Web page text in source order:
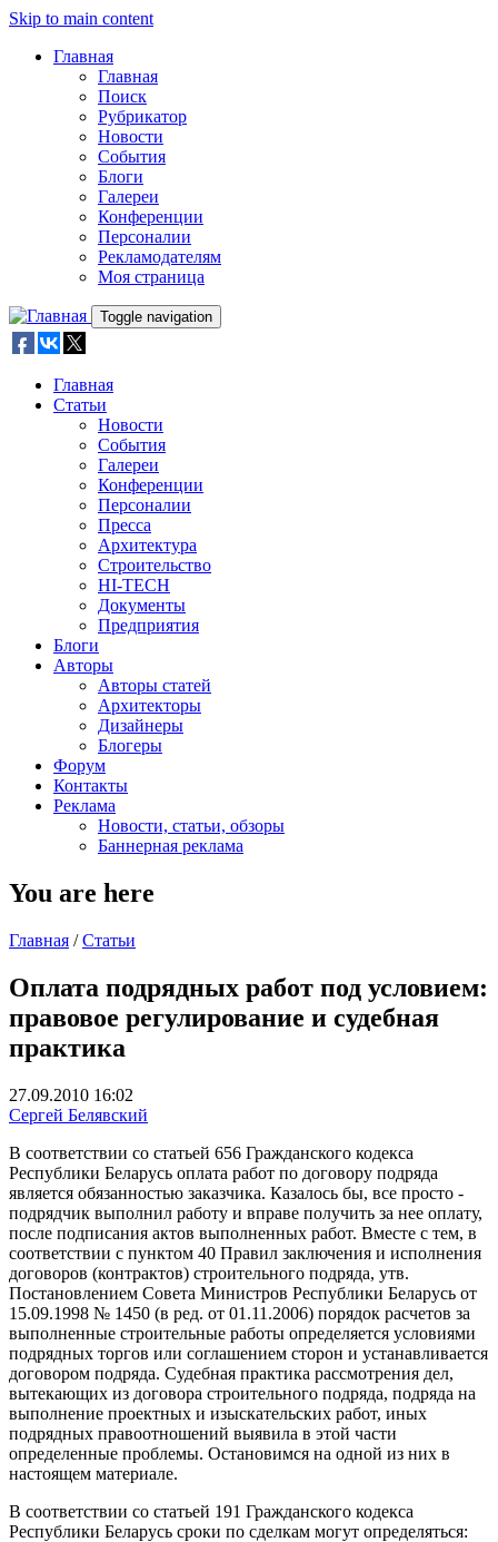
Skip to main content
Главная
Главная
Поиск
Рубрикатор
Новости
События
Блоги
Галереи
Конференции
Персоналии
Рекламодателям
Моя страница
Toggle navigation
Главная
Статьи
Новости
События
Галереи
Конференции
Персоналии
Пресса
Архитектура
Строительство
HI-TECH
Документы
Предприятия
Блоги
Авторы
Авторы статей
Архитекторы
Дизайнеры
Блогеры
Форум
Контакты
Реклама
Новости, статьи, обзоры
Баннерная реклама
You are here
Главная / Статьи
Оплата подрядных работ под условием:
правовое регулирование и судебная
практика
27.09.2010 16:02
Сергей Белявский
В соответствии со статьей 656 Гражданского кодекса
Республики Беларусь оплата работ по договору подряда
является обязанностью заказчика. Казалось бы, все просто -
подрядчик выполнил работу и вправе получить за нее оплату,
после подписания актов выполненных работ. Вместе с тем, в
соответствии с пунктом 40 Правил заключения и исполнения
договоров (контрактов) строительного подряда, утв.
Постановлением Совета Министров Республики Беларусь от
15.09.1998 № 1450 (в ред. от 01.11.2006) порядок расчетов за
выполненные строительные работы определяется условиями
подрядных торгов или соглашением сторон и устанавливается
договором подряда. Судебная практика рассмотрения дел,
вытекающих из договора строительного подряда, подряда на
выполнение проектных и изыскательских работ, иных
подрядных правоотношений выявила в этой части
определенные проблемы. Остановимся на одной из них в
настоящем материале.
В соответствии со статьей 191 Гражданского кодекса
Республики Беларусь сроки по сделкам могут определяться: